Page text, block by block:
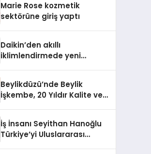
Aldı
Marie Rose kozmetik
sektörüne giriş yaptı
Daikin’den akıllı
iklimlendirmede yeni
Beylikdüzü’nde Beylik
İşkembe, 20 Yıldır Kalite ve
İş İnsanı Seyithan Hanoğlu
Türkiye’yi Uluslararası